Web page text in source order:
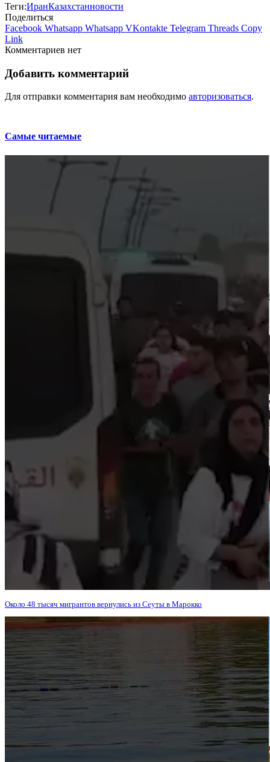
Теги:ИранКазахстанновости
Поделиться
Facebook Whatsapp Whatsapp VKontakte Telegram Threads Copy
Link
Комментариев нет
Добавить комментарий
Для отправки комментария вам необходимо авторизоваться.
Самые читаемые
Около 48 тысяч мигрантов вернулись из Сеуты в Марокко